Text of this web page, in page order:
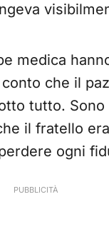
medica
che il
tutto.
il fratello
ogni